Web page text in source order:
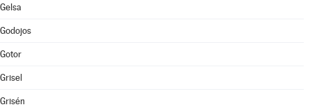
Gelsa
Godojos
Gotor
Grisel
Grisén